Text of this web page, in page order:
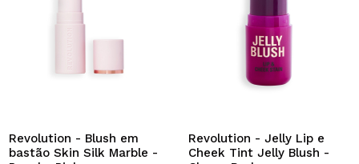
Revolution - Blush em
bastão Skin Silk Marble -
Revolution - Jelly Lip e
Cheek Tint Jelly Blush -